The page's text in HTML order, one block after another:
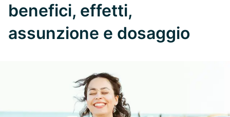
benefici, effetti,
assunzione e dosaggio